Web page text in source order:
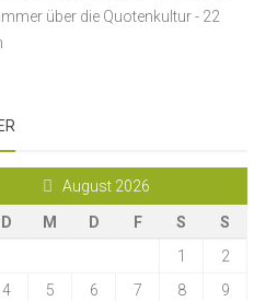
über die Quotenkultur- 22
August 2026
D M D F S
S
1
2
4 5 6 7 8
9